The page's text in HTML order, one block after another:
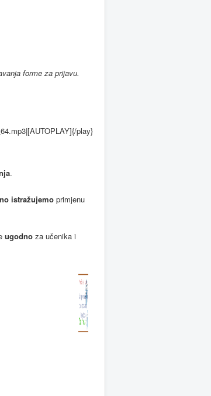
forme za prijavu.
play}
.
istražujemo primjenu
ugodno za učenika i